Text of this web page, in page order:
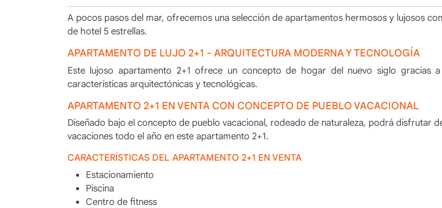
A pocos pasos del mar, ofrecemos una selección de apartamentos hermosos y lujosos
de hotel 5 estrellas.
APARTAMENTO DE LUJO 2+1 - ARQUITECTURA MODERNA Y TECNOLOGÍA
Este lujoso apartamento 2+1 ofrece un concepto de hogar del nuevo siglo gracias
características arquitectónicas y tecnológicas.
APARTAMENTO 2+1 EN VENTA CON CONCEPTO DE PUEBLO VACACIONAL
Diseñado bajo el concepto de pueblo vacacional, rodeado de naturaleza, podrá disfrutar
vacaciones todo el año en este apartamento 2+1.
CARACTERÍSTICAS DEL APARTAMENTO 2+1 EN VENTA
Estacionamiento
Piscina
Centro de fitness